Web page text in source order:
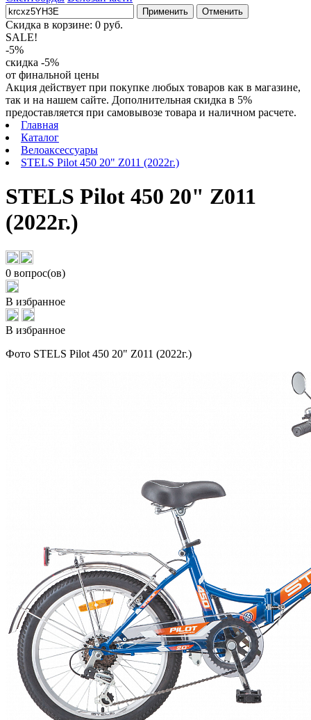
Применить Отменить
Скидка в корзине: 0 руб.
SALE!
-5%
скидка -5%
от финальной цены
Акция действует при покупке любых товаров как в магазине,
так и на нашем сайте. Дополнительная скидка в 5%
предоставляется при самовывозе товара и наличном расчете.
Главная
Каталог
Велоаксессуары
STELS Pilot 450 20" Z011 (2022г.)
STELS Pilot 450 20" Z011
(2022г.)
0 вопрос(ов)
В избранное
В избранное
Фото STELS Pilot 450 20" Z011 (2022г.)